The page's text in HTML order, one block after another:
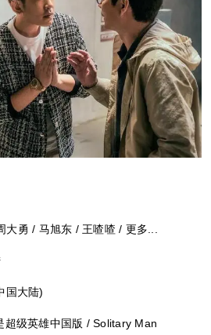
勇 / 马旭东 / 王喳喳 / 更多...
国大陆)
超级英雄中国版 / Solitary Man